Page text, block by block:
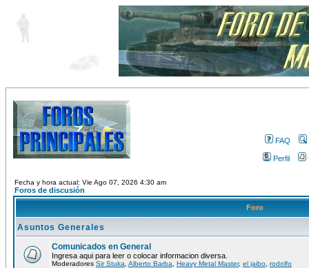
FAQ
Perfil
Fecha y hora actual: Vie Ago 07, 2026 4:30 am
Foros de discusión
Foro
Asuntos Generales
Comunicados en General
Ingresa aqui para leer o colocar informacion diversa.
Moderadores Sir Stuka Alberto Barba Heavy Metal Master, el jaibo rodolfo